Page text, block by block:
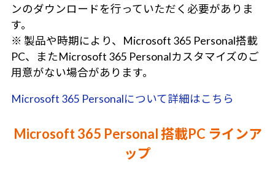
ンのダウンロードを行っていただく必要がありま
す。
※ 製品や時期により、Microsoft 365 Personal搭載
PC、またMicrosoft 365 Personalカスタマイズのご
用意がない場合があります。
Microsoft 365 Personalについて詳細はこちら
Microsoft 365 Personal 搭載PC ラインア
ップ